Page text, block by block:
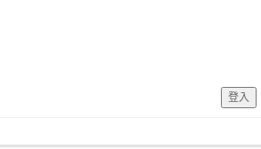
登入